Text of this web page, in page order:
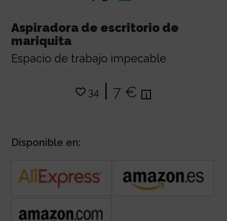
Aspiradora de escritorio de
mariquita
Espacio de trabajo impecable
34 | 7 €
Disponible en: